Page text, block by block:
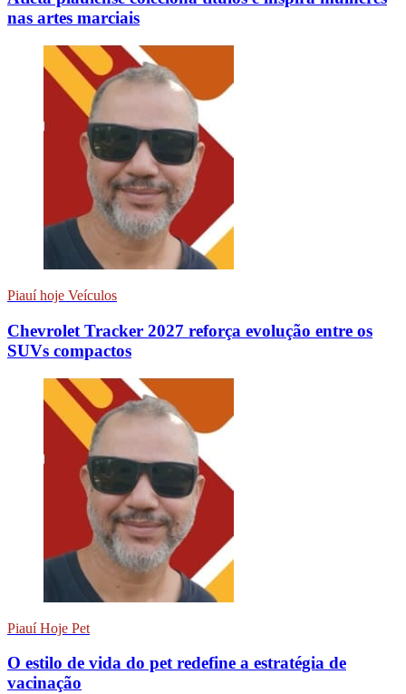
nas artes marciais
Piauí hoje Veículos
Chevrolet Tracker 2027 reforça evolução entre os
SUVs compactos
Piauí Hoje Pet
O estilo de vida do pet redefine a estratégia de
vacinação